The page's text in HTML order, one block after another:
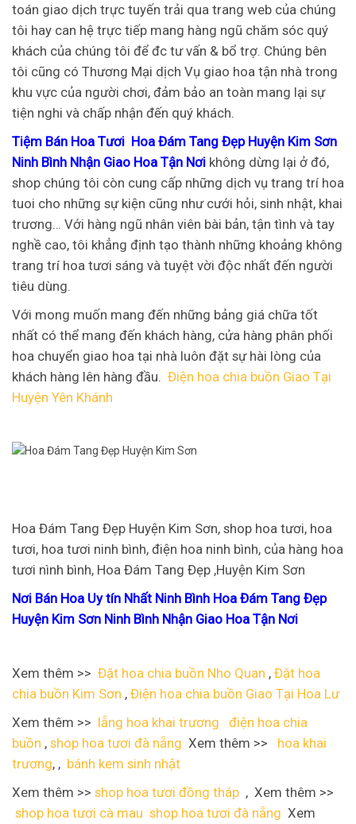
toán giao dịch trực tuyến trải qua trang web của chúng
tôi hay can hệ trực tiếp mang hàng ngũ chăm sóc quý
khách của chúng tôi để đc tư vấn & bổ trợ. Chúng bên
tôi cũng có Thương Mại dịch Vụ giao hoa tận nhà trong
khu vực của người chơi, đảm bảo an toàn mang lại sự
tiện nghi và chấp nhận đến quý khách.
Tiệm Bán Hoa Tươi Hoa Đám Tang Đẹp Huyện Kim Sơn
Ninh Bình Nhận Giao Hoa Tận Nơi không dừng lại ở đó,
shop chúng tôi còn cung cấp những dịch vụ trang trí hoa
tuoi cho những sự kiện cũng như cưới hỏi, sinh nhật, khai
trương… Với hàng ngũ nhân viên bài bản, tận tình và tay
nghề cao, tôi khẳng định tạo thành những khoảng không
trang trí hoa tươi sáng và tuyệt vời độc nhất đến người
tiêu dùng.
Với mong muốn mang đến những bảng giá chữa tốt
nhất có thể mang đến khách hàng, cửa hàng phân phối
hoa chuyển giao hoa tại nhà luôn đặt sự hài lòng của
khách hàng lên hàng đầu. Điện hoa chia buồn Giao Tại
Huyện Yên Khánh
Hoa Đám Tang Đẹp Huyện Kim Sơn, shop hoa tươi, hoa
tươi, hoa tươi ninh bình, điện hoa ninh bình, của hàng hoa
tươi nình bình, Hoa Đám Tang Đẹp ,Huyện Kim Sơn
Nơi Bán Hoa Uy tín Nhất Ninh Bình Hoa Đám Tang Đẹp
Huyện Kim Sơn Ninh Bình Nhận Giao Hoa Tận Nơi
Xem thêm >> Đặt hoa chia buồn Nho Quan , Đặt hoa
chia buồn Kim Sơn , Điện hoa chia buồn Giao Tại Hoa Lư
Xem thêm >> lẵng hoa khai trương
điện hoa chia
buồn , shop hoa tươi đà nẵng Xem thêm >>
hoa khai
trương, , bánh kem sinh nhật
Xem thêm >> shop hoa tươi đồng tháp , Xem thêm >>
shop hoa tươi cà mau shop hoa tươi đà nẵng Xem